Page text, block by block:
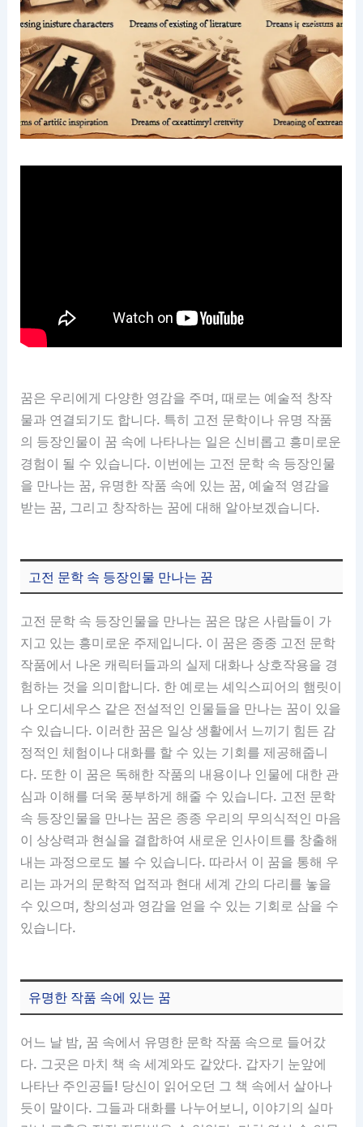
꿈은 우리에게 다양한 영감을 주며, 때로는 예술적 창작
물과 연결되기도 합니다. 특히 고전 문학이나 유명 작품
의 등장인물이 꿈 속에 나타나는 일은 신비롭고 흥미로운
경험이 될 수 있습니다. 이번에는 고전 문학 속 등장인물
을 만나는 꿈, 유명한 작품 속에 있는 꿈, 예술적 영감을
받는 꿈, 그리고 창작하는 꿈에 대해 알아보겠습니다.
고전 문학 속 등장인물 만나는 꿈
고전 문학 속 등장인물을 만나는 꿈은 많은 사람들이 가
지고 있는 흥미로운 주제입니다. 이 꿈은 종종 고전 문학
작품에서 나온 캐릭터들과의 실제 대화나 상호작용을 경
험하는 것을 의미합니다. 한 예로는 셰익스피어의 햄릿이
나 오디세우스 같은 전설적인 인물들을 만나는 꿈이 있을
수 있습니다. 이러한 꿈은 일상 생활에서 느끼기 힘든 감
정적인 체험이나 대화를 할 수 있는 기회를 제공해줍니
다. 또한 이 꿈은 독해한 작품의 내용이나 인물에 대한 관
심과 이해를 더욱 풍부하게 해줄 수 있습니다. 고전 문학
속 등장인물을 만나는 꿈은 종종 우리의 무의식적인 마음
이 상상력과 현실을 결합하여 새로운 인사이트를 창출해
내는 과정으로도 볼 수 있습니다. 따라서 이 꿈을 통해 우
리는 과거의 문학적 업적과 현대 세계 간의 다리를 놓을
수 있으며, 창의성과 영감을 얻을 수 있는 기회로 삼을 수
있습니다.
유명한 작품 속에 있는 꿈
어느 날 밤, 꿈 속에서 유명한 문학 작품 속으로 들어갔
다. 그곳은 마치 책 속 세계와도 같았다. 갑자기 눈앞에
나타난 주인공들! 당신이 읽어오던 그 책 속에서 살아나
듯이 말이다. 그들과 대화를 나누어보니, 이야기의 실마